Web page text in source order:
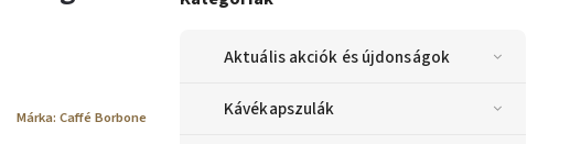
Aktuális akciók és újdonságok
Kávékapszulák
Márka: Caffé Borbone